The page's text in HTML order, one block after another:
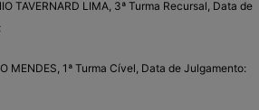
TAVERNARD LIMA, 3ª Turma Recursal, Data de
MENDES, 1ª Turma Cível, Data de Julgamento: